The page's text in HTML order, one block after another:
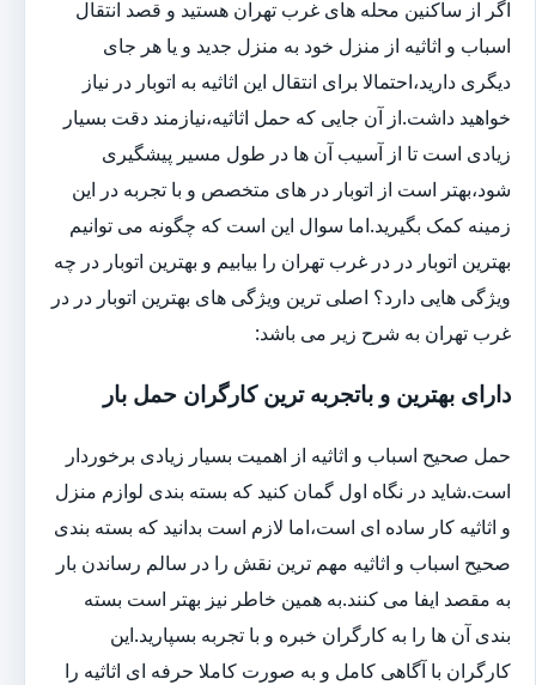
اگر از ساکنین محله های غرب تهران هستید و قصد انتقال
اسباب و اثاثیه از منزل خود به منزل جدید و یا هر جای
دیگری دارید،احتمالا برای انتقال این اثاثیه به اتوبار در نیاز
خواهید داشت.از آن جایی که حمل اثاثیه،نیازمند دقت بسیار
زیادی است تا از آسیب آن ها در طول مسیر پیشگیری
شود،بهتر است از اتوبار در های متخصص و با تجربه در این
زمینه کمک بگیرید.اما سوال این است که چگونه می توانیم
بهترین اتوبار در در غرب تهران را بیابیم و بهترین اتوبار در چه
ویژگی هایی دارد؟ اصلی ترین ویژگی های بهترین اتوبار در در
غرب تهران به شرح زیر می باشد:
دارای بهترین و باتجربه ترین کارگران حمل بار
حمل صحیح اسباب و اثاثیه از اهمیت بسیار زیادی برخوردار
است.شاید در نگاه اول گمان کنید که بسته بندی لوازم منزل
و اثاثیه کار ساده ای است،اما لازم است بدانید که بسته بندی
صحیح اسباب و اثاثیه مهم ترین نقش را در سالم رساندن بار
به مقصد ایفا می کنند.به همین خاطر نیز بهتر است بسته
بندی آن ها را به کارگران خبره و با تجربه بسپارید.این
کارگران با آگاهی کامل و به صورت کاملا حرفه ای اثاثیه را